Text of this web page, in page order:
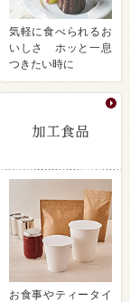
気軽に食べられるお
いしさ ホッと一息
つきたい時に
お食事やティータイ